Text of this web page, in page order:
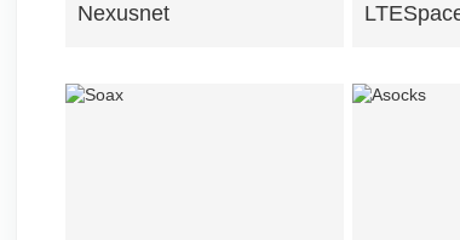
Nexusnet